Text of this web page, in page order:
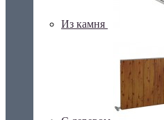
Из камня